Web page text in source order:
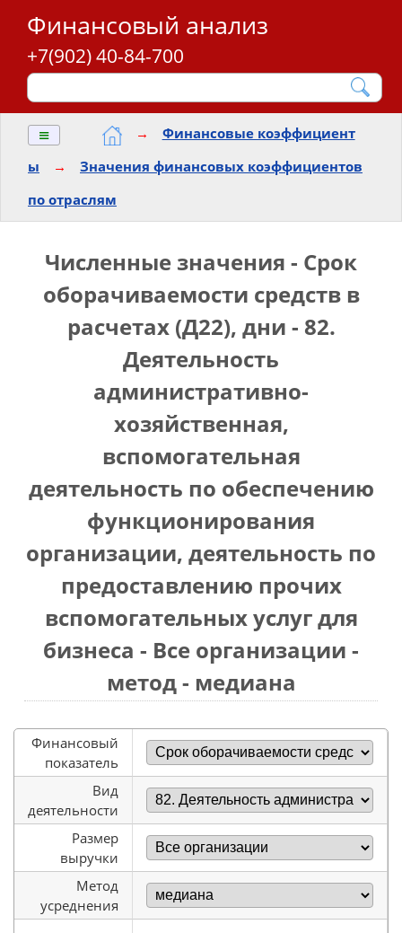
Финансовый анализ
+7(902) 40-84-700
≡ →
Финансовые коэффициент
ы
→
Значения финансовых коэффициентов
по отраслям
Численные значения - Срок
оборачиваемости средств в
расчетах (Д22), дни - 82.
Деятельность
административно-
хозяйственная,
вспомогательная
деятельность по обеспечению
функционирования
организации, деятельность по
предоставлению прочих
вспомогательных услуг для
бизнеса - Все организации -
метод - медиана
Финансовый
показатель
Вид
деятельности
Размер
выручки
Метод
усреднения